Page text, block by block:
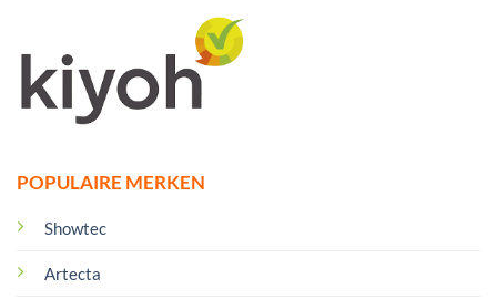
POPULAIRE MERKEN
Showtec
Artecta